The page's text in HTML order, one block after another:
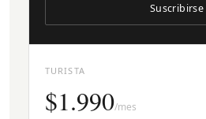
TURISTA
$1.990/mes
Suscribirse